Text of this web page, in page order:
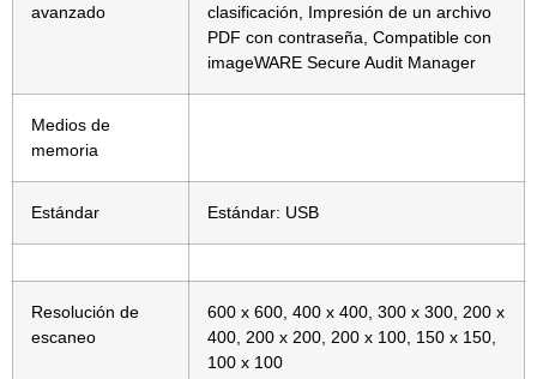
avanzado
clasificación, Impresión de un archivo
PDF con contraseña, Compatible con
imageWARE Secure Audit Manager
Medios de
memoria
Estándar Estándar: USB
Resolución de
escaneo
600 x 600, 400 x 400, 300 x 300, 200 x
400, 200 x 200, 200 x 100, 150 x 150,
100 x 100